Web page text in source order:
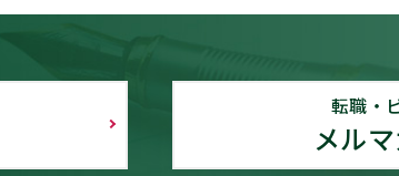
転職・
メル